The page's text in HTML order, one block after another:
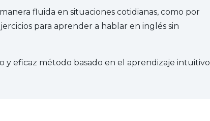
fluida en situaciones cotidianas, como por
para aprender a hablar en inglés sin
y eficaz método basado en el aprendizaje intuitivo